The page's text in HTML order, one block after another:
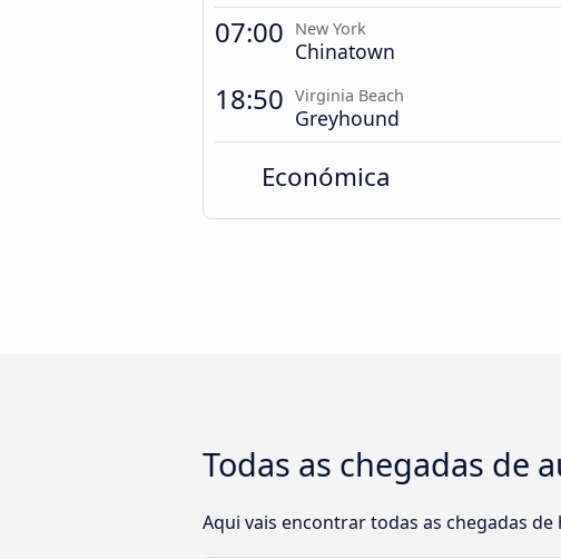
07:00 New York
Chinatown
18:50 Virginia Beach
Greyhound
Económica
Todas as chegadas de
Aqui vais encontrar todas as chegadas